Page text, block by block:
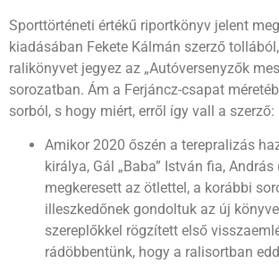
Sporttörténeti értékű riportkönyv jelent
kiadásában Fekete Kálmán szerző
ralikönyvet jegyez az „Autóversenyzők
sorozatban. Ám a Ferjáncz-csapat
sorból, s hogy miért, erről így vall a szerző:
Amikor 2020 őszén a terepralizás
királya, Gál „Baba” István fia, András
megkeresett az ötlettel, a korábbi
illeszkedőnek gondoltuk az új
szereplőkkel rögzített első
rádöbbentünk, hogy a ralisortban